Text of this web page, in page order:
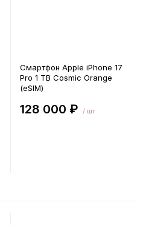
Смартфон Apple iPhone 17
Pro 1 TB Cosmic Orange
(eSIM)
128 000 ₽ / шт